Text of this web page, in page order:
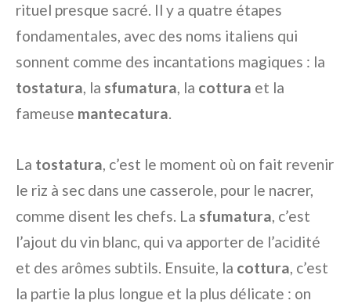
rituel presque sacré. Il y a quatre étapes
fondamentales, avec des noms italiens qui
sonnent comme des incantations magiques : la
tostatura, la sfumatura, la cottura et la
fameuse mantecatura.
La tostatura, c’est le moment où on fait revenir
le riz à sec dans une casserole, pour le nacrer,
comme disent les chefs. La sfumatura, c’est
l’ajout du vin blanc, qui va apporter de l’acidité
et des arômes subtils. Ensuite, la cottura, c’est
la partie la plus longue et la plus délicate : on